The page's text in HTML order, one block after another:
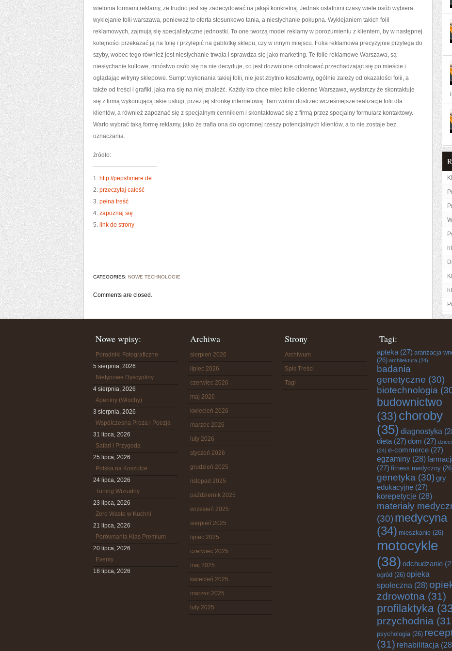
ZADBAĆ
KONKRETNĄ
REKLAMĘ
wieloma formami reklamy, że trudno jest się zadecydować na jakąś konkretną. Jednak ostatnimi czasy wiele osób wybiera
wyklejanie folii warszawa, ponieważ to oferta stosunkowo tania, a niesłychanie pokupna. Wyklejaniem takich folii
reklamowych, zajmują się specjalistyczne jednostki. To one tworzą model reklamy w porozumieniu z klientem, by w następnej
kolejności przekazać ją na folię i przylepić na gablotkę sklepu, czy w innym miejscu. Folia reklamowa precyzyjnie przylega do
szyby, wobec tego również jest niesłychanie trwała i sprawdza się jako marketing. Te folie reklamowe Warszawa, są
niesłychanie kultowe, mnóstwo osób się na nie decyduje, co jest dozwolone odnotować przechadzając się po mieście i
oglądając witryny sklepowe. Sumpt wykonania takiej folii, nie jest zbytnio kosztowny, ogólnie zależy od okazałości folii, a
także od treści i grafiki, jaka ma się na niej znaleźć. Każdy kto chce mieć folie okienne Warszawa, wystarczy że skontaktuje
się z firmą wykonującą takie usługi, przez jej stronkę internetową. Tam wolno dostrzec wcześniejsze realizacje folii dla
klientów, a również zapoznać się z specjalnym cennikiem i skontaktować się z firmą przez specjalny formularz kontaktowy.
Warto wybrać taką formę reklamy, jako że trafia ona do ogromnej rzeszy potencjalnych klientów, a to nie zostaje bez
oznaczania.
źródło:
———————————
1. http://pepshmere.de
2. przeczytaj całość
3. pełna treść
4. zapoznaj się
5. link do strony
CATEGORIES: NOWE TECHNOLOGIE
Comments are closed.
Nowe wpisy:
Poradniki Fotograficzne
5 sierpnia, 2026
Nietypowe Dyscypliny
4 sierpnia, 2026
Apeniny (Włochy)
3 sierpnia, 2026
Współczesna Proza i Poezja
31 lipca, 2026
Safari i Przygoda
25 lipca, 2026
Polska na Koszulce
24 lipca, 2026
Tuning Wizualny
23 lipca, 2026
Zero Waste w Kuchni
21 lipca, 2026
Porównania Klas Premium
20 lipca, 2026
Eventy
18 lipca, 2026
Archiwa
sierpień 2026
lipiec 2026
czerwiec 2026
maj 2026
kwiecień 2026
marzec 2026
luty 2026
styczeń 2026
grudzień 2025
listopad 2025
październik 2025
wrzesień 2025
sierpień 2025
lipiec 2025
czerwiec 2025
maj 2025
kwiecień 2025
marzec 2025
luty 2025
Strony
Archiwum
Spis Treści
Tagi
Tagi:
apteka (27) aranżacja
(26) architektura (24)
badania
genetyczne (30)
biotechnologia
budownictwo
(33)choroby
(35) diagnostyka
dieta (27) dom (27) dzieci
(24) e-commerce (27)
egzaminy (28)
(27) fitness medyczny
genetyka (30) gry
edukacyjne (27)
korepetycje (28)
materiały
(30) medycyna
(34) mieszkanie (26)
motocykle
(38) odchudzanie
ogród (26) opieka
społeczna (28)
zdrowotna (31)
profilaktyka
przychodnia
psychologia(26)
(31) rehabilitacja